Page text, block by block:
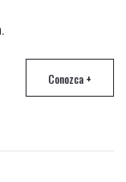
Conozca +